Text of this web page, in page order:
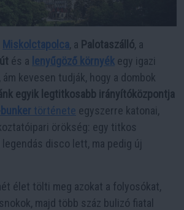
Miskolctapolca, a Palotaszálló, a
és a lenyűgöző környék egy igazi
, ám kevesen tudják, hogy a dombok
egyik legtitkosabb irányítóközpontja
története egyszerre katonai,
örökség: egy titkos
disco lett, ma pedig új
élet tölti meg azokat a folyosókat,
majd több száz bulizó fiatal